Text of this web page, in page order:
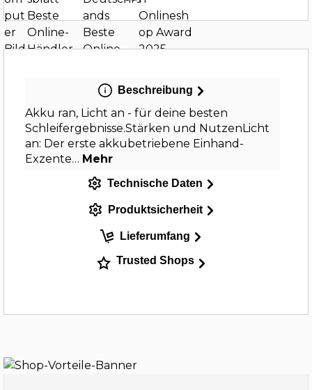
Beschreibung
Akku ran, Licht an - für deine besten
Schleifergebnisse.Stärken und NutzenLicht
an: Der erste akkubetriebene Einhand-
Exzente… Mehr
Technische Daten
Produktsicherheit
Lieferumfang
Trusted Shops